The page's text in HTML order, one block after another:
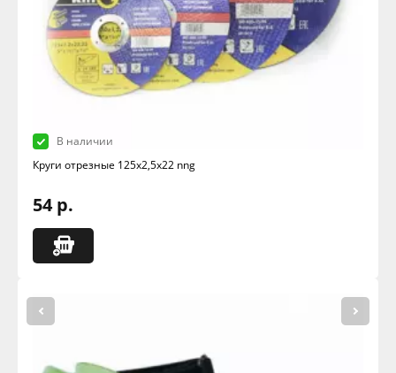
В наличии
Круги отрезные 125х2,5х22 nng
54 р.